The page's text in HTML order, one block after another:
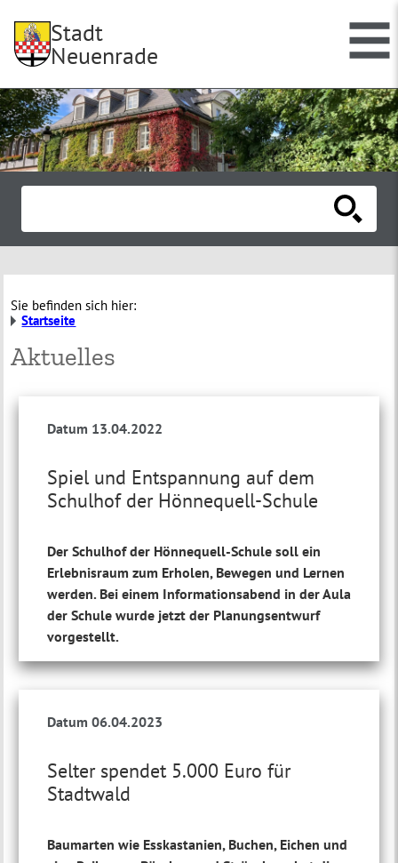
Stadt
Neuenrade
Sie befinden sich hier:
Startseite
Aktuelles
Spiel und Entspannung auf dem
Schulhof der Hönnequell-Schule
Datum 13.04.2022
Der Schulhof der Hönnequell-Schule soll ein
Erlebnisraum zum Erholen, Bewegen und Lernen
werden. Bei einem Informationsabend in der Aula
der Schule wurde jetzt der Planungsentwurf
vorgestellt.
Selter spendet 5.000 Euro für
Stadtwald
Datum 06.04.2023
Baumarten wie Esskastanien, Buchen, Eichen und